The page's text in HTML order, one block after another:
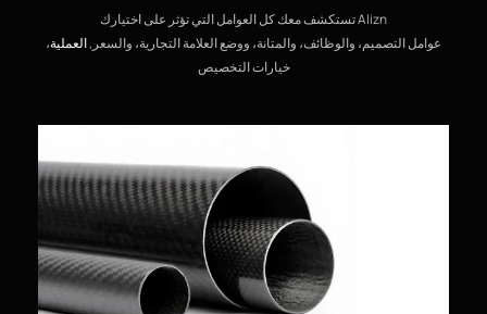
Alizn تستكشف معك كل العوامل التي تؤثر على اختيارك
عوامل التصميم، والوظائف، والمتانة، ووضع العلامة التجارية، والسعر,العملية،
خيارات التخصيص